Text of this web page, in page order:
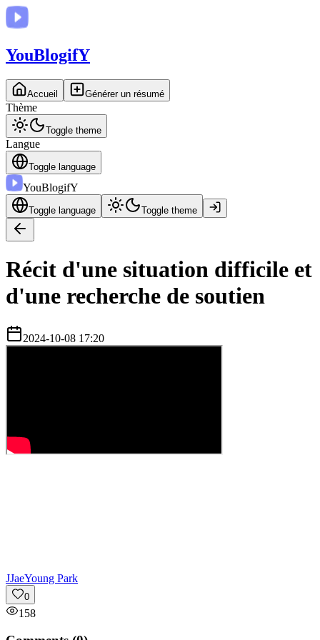
YouBlogifY
Accueil Générer un résumé
Thème
Toggle theme
Langue
Toggle language
YouBlogifY
Toggle language Toggle theme
Récit d'une situation difficile et
d'une recherche de soutien
2024-10-08 17:20
JJaeYoung Park
0
158